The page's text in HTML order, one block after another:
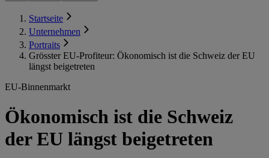
Startseite
Unternehmen
Portraits
Grösster EU-Profiteur: Ökonomisch ist die Schweiz der EU
längst beigetreten
EU-Binnenmarkt
Ökonomisch ist die Schweiz
der EU längst beigetreten